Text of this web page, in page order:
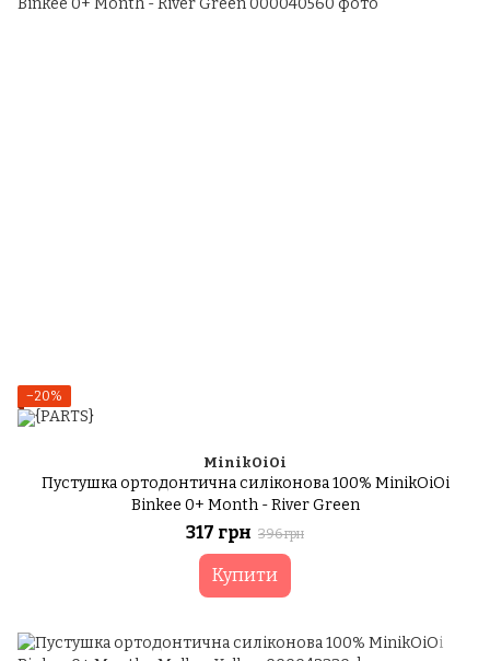
−20%
MinikOiOi
Пустушка ортодонтична силіконова 100% MinikOiOi
Binkee 0+ Month - River Green
317 грн 396 грн
Купити